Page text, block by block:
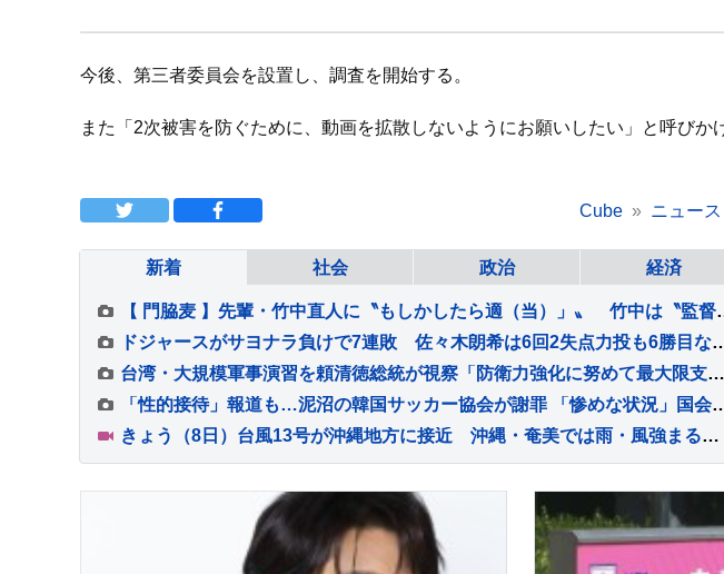
今後、第三者委員会を設置し、調査を開始する。
また「2次被害を防ぐために、動画を拡散しないようにお願いしたい」と呼びか
Cube
ニュース
新着 社会 政治 経済
【 門脇麦 】先輩・竹中直人
ドジャースがサヨナラ負けで7連敗 佐々木朗希は6回2失点力投も6
台湾・大規模軍事演習を頼清徳総統が視察「防衛力強化に努めて最大限支援していく」
「性的接待」報道も…泥沼の韓国サッカー協会が謝罪 「
きょう（8日）台風13号が沖縄地方に接近 沖縄・奄美では雨・風強まる 引き続き大雨・暴風・高潮・うねりを伴った高波などに厳重警戒必要